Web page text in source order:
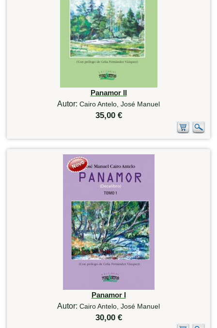
Panamor II
Autor: Cairo Antelo, José Manuel
35,00 €
Panamor I
Autor: Cairo Antelo, José Manuel
30,00 €